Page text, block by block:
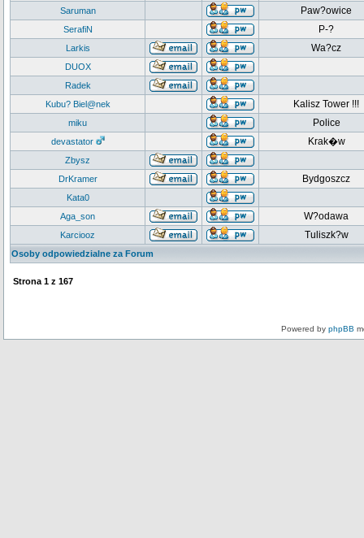
Saruman Paw?owice
SerafiN P-?
Larkis Wa?cz
DUOX
Radek
Kubu? Biel@nek
Kalisz Tower !!!
miku Police
devastator Krak�w
Zbysz
DrKramer
Bydgoszcz
Kata0
Aga_son
W?odawa
Karciooz Tuliszk?w
Osoby odpowiedzialne za Forum
Strona 1 z 167
Powered by phpBB